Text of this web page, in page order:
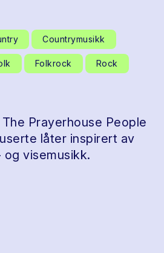
Countrymusikk
Folkrock Rock
Prayerhouse People
låter inspirert av
visemusikk.